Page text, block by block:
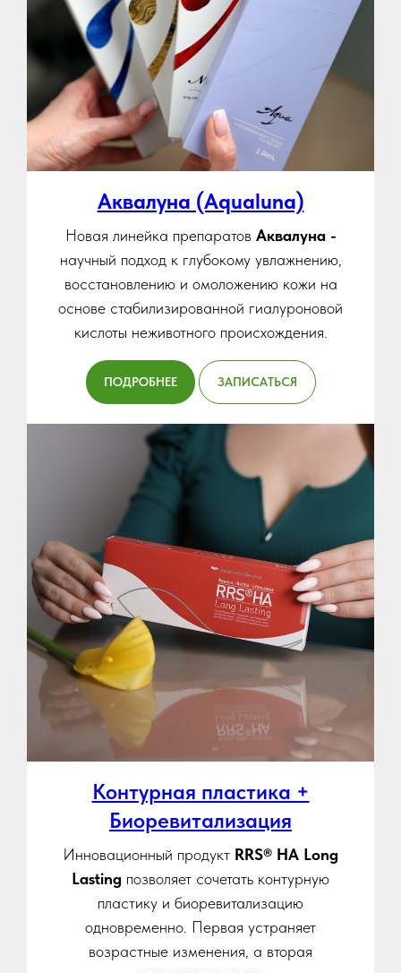
Аквалуна (Aqualuna)
Новая линейка препаратов Аквалуна -
научный подход к глубокому увлажнению,
восстановлению и омоложению кожи на
основе стабилизированной гиалуроновой
кислоты неживотного происхождения.
ПОДРОБНЕЕ ЗАПИСАТЬСЯ
Контурная пластика +
Биоревитализация
Инновационный продукт RRS® HA Long
Lasting позволяет сочетать контурную
пластику и биоревитализацию
одновременно. Первая устраняет
возрастные изменения, а вторая